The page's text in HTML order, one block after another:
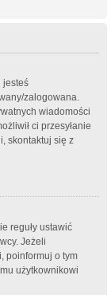
jesteś
zalogowana.
wiadomości
ci przesyłanie
skontaktuj się z
reguły ustawić
Jeżeli
poinformuj o tym
użytkownikowi